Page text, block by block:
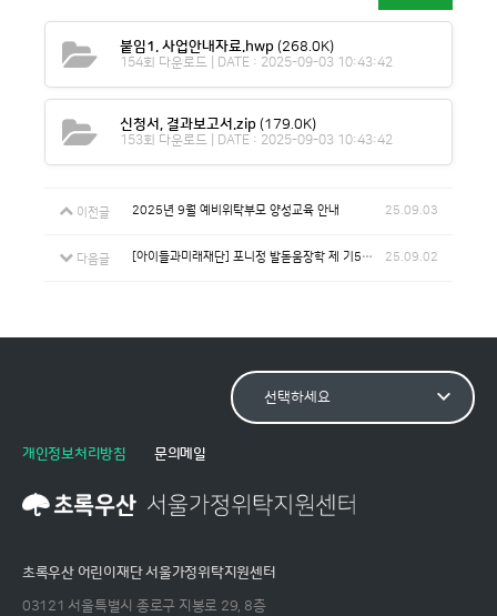
붙임1. 사업안내자료.hwp (268.0K)
154회 다운로드 | DATE : 2025-09-03 10:43:42
신청서, 결과보고서.zip (179.0K)
153회 다운로드 | DATE : 2025-09-03 10:43:42
이전글 2025년 9월 예비위탁부모 양성교육 안내 25.09.03
다음글 [아이들과미래재단] 포니정 발돋움장학 제 기5 장학생 모집 안내(~9/15까지) 25.09.02
개인정보처리방침 문의메일
초록우산 어린이재단 서울가정위탁지원센터
03121 서울특별시 종로구 지봉로 29, 8층